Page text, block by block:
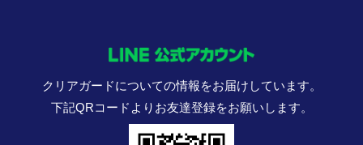
クリアガードについての情報をお届けしています。
下記QRコードよりお友達登録をお願いします。